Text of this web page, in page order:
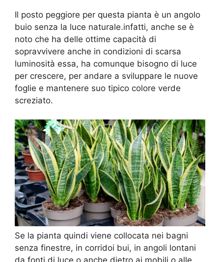
Il posto peggiore per questa pianta è un angolo
buio senza la luce naturale.infatti, anche se è
noto che ha delle ottime capacità di
sopravvivere anche in condizioni di scarsa
luminosità essa, ha comunque bisogno di luce
per crescere, per andare a sviluppare le nuove
foglie e mantenere suo tipico colore verde
screziato.
Se la pianta quindi viene collocata nei bagni
senza finestre, in corridoi bui, in angoli lontani
da fonti di luce o anche dietro ai mobili o alle